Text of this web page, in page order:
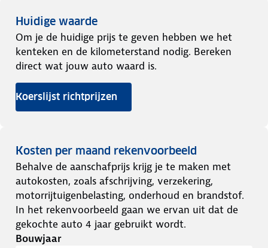
Huidige waarde
Om je de huidige prijs te geven hebben we het
kenteken en de kilometerstand nodig. Bereken
direct wat jouw auto waard is.
Koerslijst richtprijzen
Kosten per maand rekenvoorbeeld
Behalve de aanschafprijs krijg je te maken met
autokosten, zoals afschrijving, verzekering,
motorrijtuigenbelasting, onderhoud en brandstof.
In het rekenvoorbeeld gaan we ervan uit dat de
gekochte auto 4 jaar gebruikt wordt.
Bouwjaar